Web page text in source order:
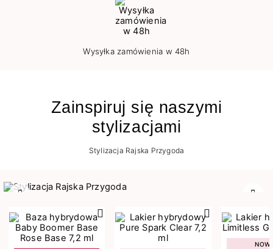
Wysyłka zamówienia w 48h
Zainspiruj się naszymi
stylizacjami
Stylizacja Rajska Przygoda